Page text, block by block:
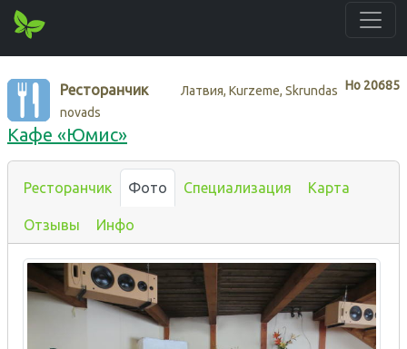
Нo 20685
Ресторанчик
Латвия, Kurzeme, Skrundas
novads
Кафе «Юмис»
Ресторанчик Фото Специализация Карта
Отзывы Инфо